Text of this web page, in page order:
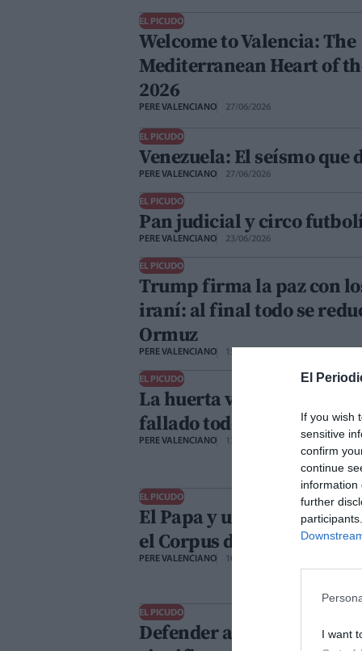
El
If you wish
sensitive
confirm
continue
information
further
I want
EL PICUDO
Welcome to Valencia: The
Mediterranean Heart of
2026
PERE VALENCIANO 27/06/2026
EL PICUDO
Venezuela: El seísmo que
PERE VALENCIANO 27/06/2026
EL PICUDO
Pan judicial y circo
PERE VALENCIANO 23/06/2026
EL PICUDO
Trump firma la paz con
iraní: al final todo se
Ormuz
PERE VALENCIANO 15/06/2026
EL PICUDO
La huerta valenciana se
fallado todos
PERE VALENCIANO 13/06/2026
EL PICUDO
El Papa y una
el Corpus de Valencia
PERE VALENCIANO 10/06/2026
EL PICUDO
Defender a los profesores